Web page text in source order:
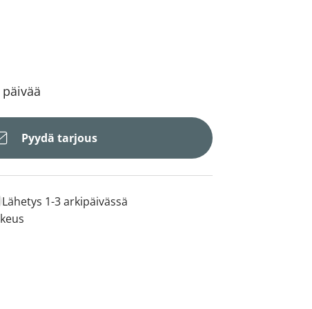
Pyydä tarjous
Lähetys 1-3 arkipäivässä